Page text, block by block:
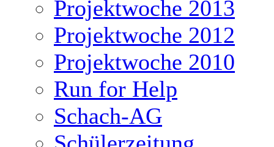
Projektwoche 2013
Projektwoche 2012
Projektwoche 2010
Run for Help
Schach-AG